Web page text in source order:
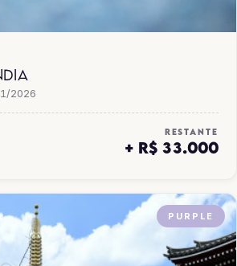
2026
RESTANTE
+ R$ 33.000
PURPLE